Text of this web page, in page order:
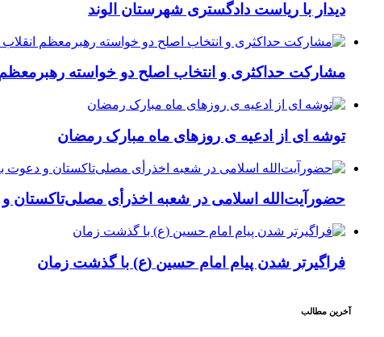
دیدار با ریاست دادگستری شهرستان الوند
مشارکت حداکثری و انتخاب اصلح دو خواسته رهبرمعظم
توشه ای از ادعیه ی روزهای ماه مبارک رمضان
حضورآیت‌الله اسلامی در شعبه اخذرأی مصلی‌تاکستان
فراگیرتر شدن پیام امام حسین (ع) با گذشت زمان
آخرین مطالب